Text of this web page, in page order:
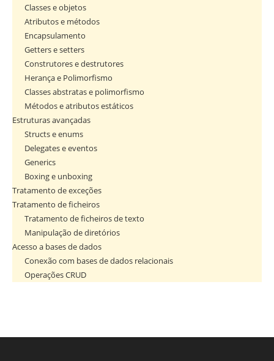
Classes e objetos
Atributos e métodos
Encapsulamento
Getters e setters
Construtores e destrutores
Herança e Polimorfismo
Classes abstratas e polimorfismo
Métodos e atributos estáticos
Estruturas avançadas
Structs e enums
Delegates e eventos
Generics
Boxing e unboxing
Tratamento de exceções
Tratamento de ficheiros
Tratamento de ficheiros de texto
Manipulação de diretórios
Acesso a bases de dados
Conexão com bases de dados relacionais
Operações CRUD